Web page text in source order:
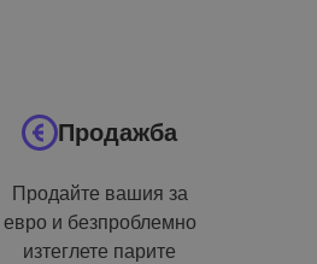
Продажба
Продайте вашия за
евро и безпроблемно
изтеглете парите